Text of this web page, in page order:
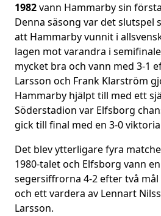
1982vann Hammarby sin
Denna säsong var det slutspel
att Hammarby vunnit i
lagen mot varandra i
mycket bra och vann med 3-1
Larsson och Frank Klarström
Hammarby hjälpt till med ett
Söderstadion var Elfsborg
gick till final med en 3-0
Det blev ytterligare fyra
1980-talet och Elfsborg vann
segersiffrorna 4-2 efter två
och ett vardera av Lennart
Larsson.